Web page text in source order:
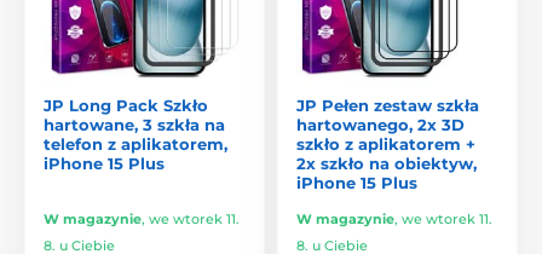
JP Long Pack Szkło
hartowane, 3 szkła na
telefon z aplikatorem,
iPhone 15 Plus
W magazynie, we wtorek 11.
8. u Ciebie
JP Pełen zestaw szkła
hartowanego, 2x 3D
szkło z aplikatorem +
2x szkło na obiektyw,
iPhone 15 Plus
W magazynie, we wtorek 11.
8. u Ciebie